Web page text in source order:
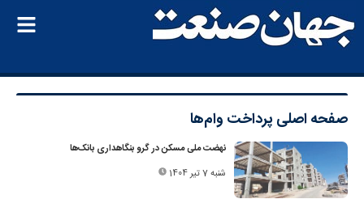
صفحه اصلی پرداخت وام‌ها
نهضت ملی مسکن در گرو بنگاهداری بانک‌ها
شنبه 7 تیر 1404